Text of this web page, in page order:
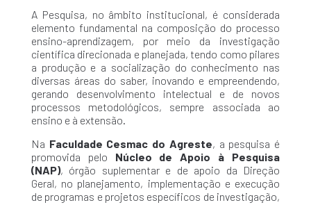
A Pesquisa, no âmbito institucional, é considerada
elemento fundamental na composição do processo
ensino-aprendizagem, por meio da investigação
científica direcionada e planejada, tendo como pilares
a produção e a socialização do conhecimento nas
diversas áreas do saber, inovando e empreendendo,
gerando desenvolvimento intelectual e de novos
processos metodológicos, sempre associada ao
ensino e à extensão.
Na Faculdade Cesmac do Agreste, a pesquisa é
promovida pelo Núcleo de Apoio à Pesquisa
(NAP), órgão suplementar e de apoio da Direção
Geral, no planejamento, implementação e execução
de programas e projetos específicos de investigação,